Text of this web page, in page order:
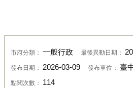
市府分類： 一般行政 最後異動日期：
發布日期： 2026-03-09 發布單位： 臺
點閱次數： 114